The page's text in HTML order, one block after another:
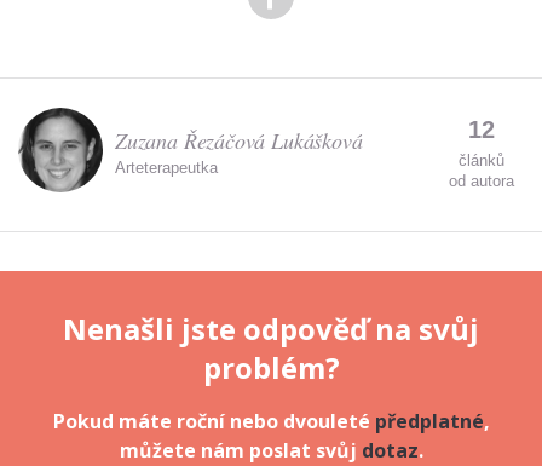
Zuzana Řezáčová Lukášková
Arteterapeutka
12
článků
od autora
Nenašli jste odpověď na svůj
problém?
Pokud máte roční nebo dvouleté předplatné,
můžete nám poslat svůj dotaz.